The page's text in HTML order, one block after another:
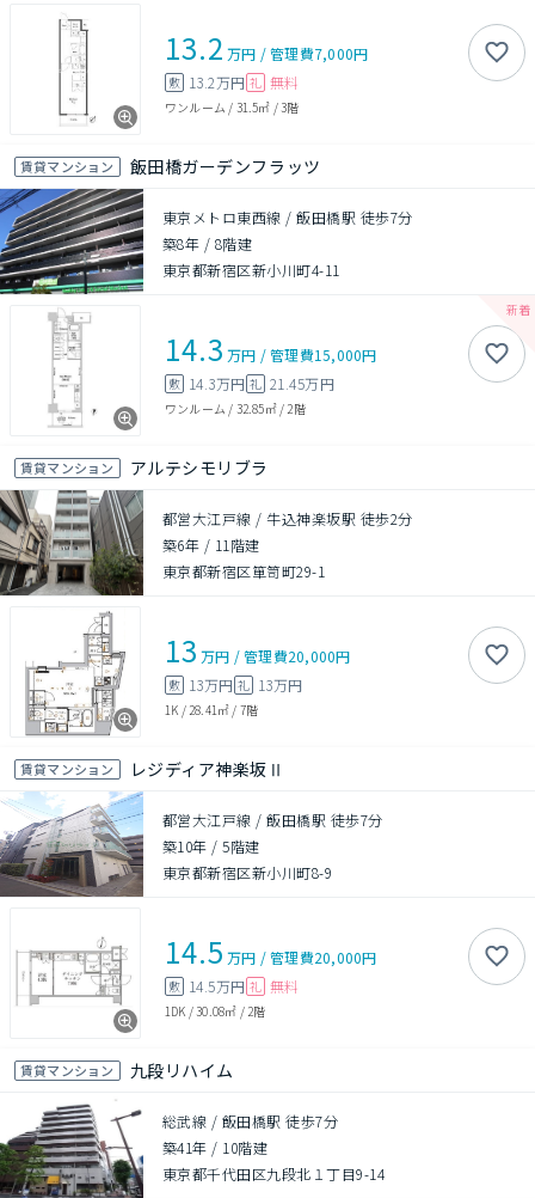
13.2 万円 /管理費7,000円
敷 13.2万円 礼 無料
ワンルーム / 31.5㎡ /3階
賃貸マンション 飯田橋ガーデンフラッツ
東京メトロ東西線 / 飯田橋駅 徒歩7分
築8年 / 8階建
東京都新宿区新小川町4-11
14.3 万円 /管理費15,000円
敷 14.3万円 礼 21.45万円
ワンルーム / 32.85㎡/ 2階
賃貸マンション アルテシモリブラ
都営大江戸線 / 牛込神楽坂駅 徒歩2分
築6年 / 11階建
東京都新宿区箪笥町29-1
13 万円 /管理費20,000円
敷 13万円 礼 13万円
1K / 28.41㎡ / 7階
賃貸マンション レジディア神楽坂Ⅱ
都営大江戸線 / 飯田橋駅 徒歩7分
築10年 /5階建
東京都新宿区新小川町8-9
14.5 万円 /管理費20,000円
敷 14.5万円 礼 無料
1DK /30.08㎡ / 2階
賃貸マンション 九段リハイム
総武線 / 飯田橋駅 徒歩7分
築41年 / 10階建
東京都千代田区九段北１丁目9-14